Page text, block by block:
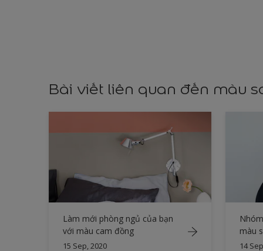
Bài viết liên quan đến màu
Làm mới phòng ngủ của bạn
với màu cam đồng
15 Sep, 2020
màu
14